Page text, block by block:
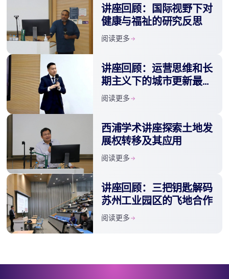
讲座回顾：国际视野下对
健康与福祉的研究反思
阅读更多
讲座回顾：运营思维和长
期主义下的城市更新最新
实践与模式思考
阅读更多
西浦学术讲座探索土地发
展权转移及其应用
阅读更多
讲座回顾：三把钥匙解码
苏州工业园区的飞地合作
阅读更多